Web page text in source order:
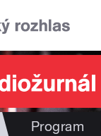
Program